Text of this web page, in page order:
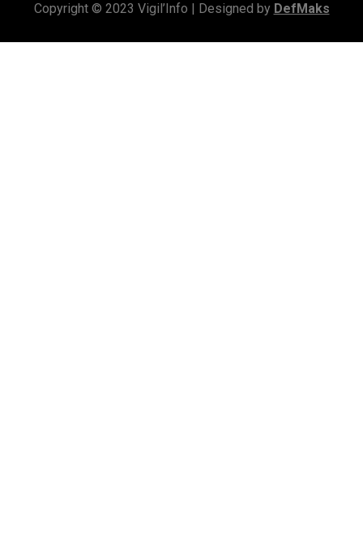
Copyright © 2023 Vigil’Info | Designed by DefMaks